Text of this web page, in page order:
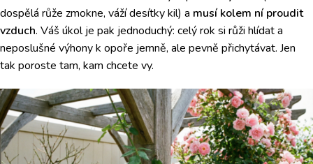
dospělá růže zmokne, váží desítky kil) a musí kolem ní proudit
vzduch. Váš úkol je pak jednoduchý: celý rok si růži hlídat a
neposlušné výhony k opoře jemně, ale pevně přichytávat. Jen
tak poroste tam, kam chcete vy.